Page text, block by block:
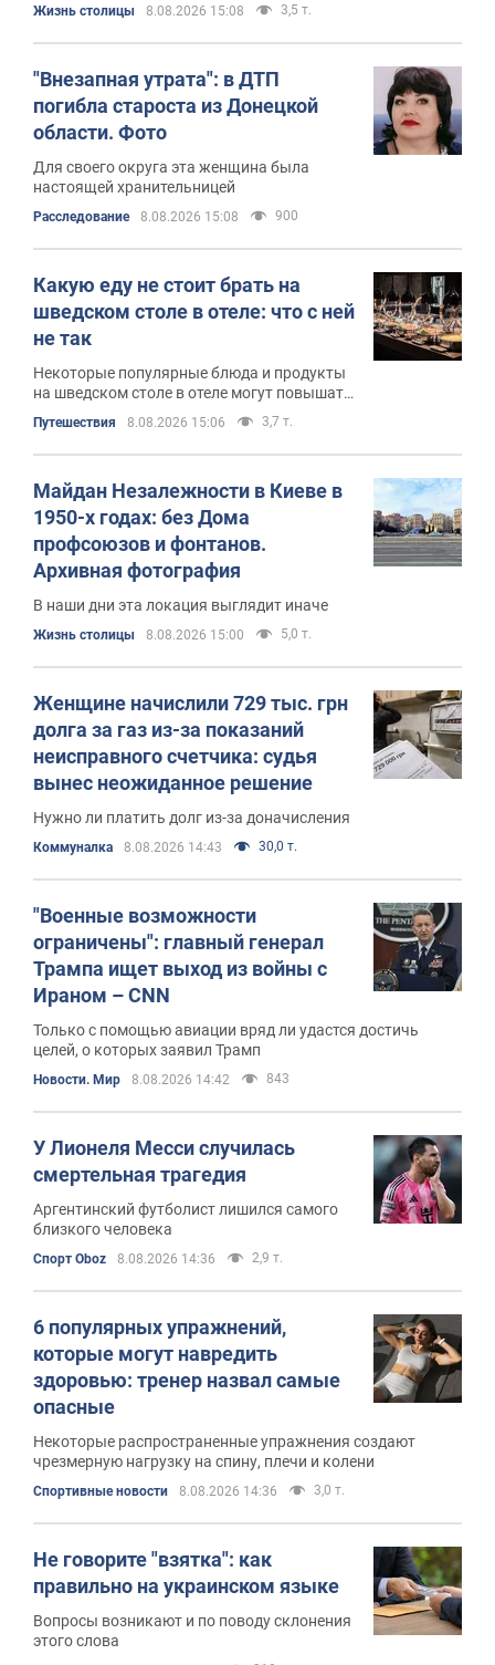
Жизнь столицы 8.08.2026 15:08 3,5 т.
"Внезапная утрата": в ДТП
погибла староста из Донецкой
области. Фото
Для своего округа эта женщина была
настоящей хранительницей
Расследование 8.08.2026 15:08 900
Какую еду не стоит брать на
шведском столе в отеле: что с ней
не так
Некоторые популярные блюда и продукты
на шведском столе в отеле могут повышать
Путешествия 8.08.2026 15:06 3,7 т.
Майдан Незалежности в Киеве в
1950-х годах: без Дома
профсоюзов и фонтанов.
Архивная фотография
В наши дни эта локация выглядит иначе
Жизнь столицы 8.08.2026 15:00 5,0 т.
Женщине начислили 729 тыс. грн
долга за газ из-за показаний
неисправного счетчика: судья
вынес неожиданное решение
Нужно ли платить долг из-за доначисления
Коммуналка 8.08.2026 14:43 30,0 т.
"Военные возможности
ограничены": главный генерал
Трампа ищет выход из войны с
Ираном – CNN
Только с помощью авиации вряд ли удастся достичь
целей, о которых заявил Трамп
Новости. Мир 8.08.2026 14:42 843
У Лионеля Месси случилась
смертельная трагедия
Аргентинский футболист лишился самого
близкого человека
Спорт Oboz 8.08.2026 14:36 2,9 т.
6 популярных упражнений,
которые могут навредить
здоровью: тренер назвал самые
опасные
Некоторые распространенные упражнения создают
чрезмерную нагрузку на спину, плечи и колени
Спортивные новости 8.08.2026 14:36 3,0 т.
Не говорите "взятка": как
правильно на украинском языке
Вопросы возникают и по поводу склонения
этого слова